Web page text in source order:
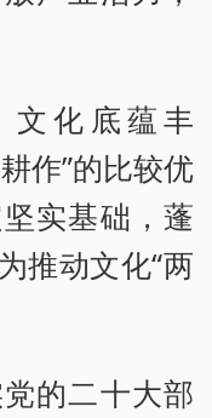
化底蕴丰
作”的比较优
实基础，蓬
推动文化“两
的二十大部